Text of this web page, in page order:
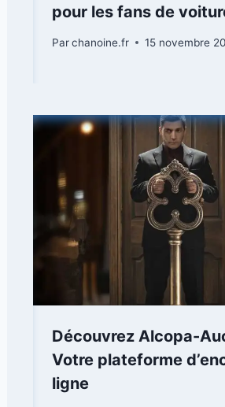
pour les fans de
Parchanoine.fr 15 novembre
Découvrez Alcopa-
Votre plateforme
ligne